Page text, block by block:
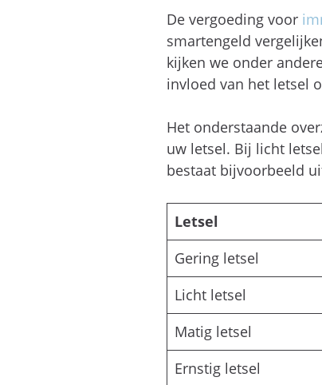
De vergoeding voor
smartengeld
kijken we onder
invloed van het letsel
Het onderstaande
uw letsel. Bij licht
bestaat bijvoorbeeld
Letsel
Gering letsel
Licht letsel
Matig letsel
Ernstig letsel